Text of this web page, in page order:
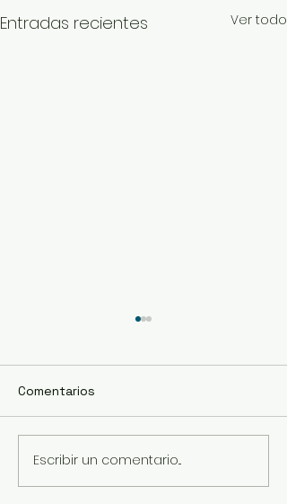
Entradas recientes Ver todo
Ayuntamiento de
Manzanillo y Gobierno
Comentarios
Escribir un comentario...